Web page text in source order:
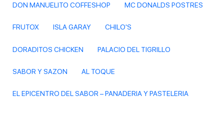
DON MANUELITO COFFESHOP MC DONALDS POSTRES
FRUTOX ISLA GARAY CHILO'S
DORADITOS CHICKEN PALACIO DEL TIGRILLO
SABOR Y SAZON AL TOQUE
EL EPICENTRO DEL SABOR – PANADERIA Y PASTELERIA